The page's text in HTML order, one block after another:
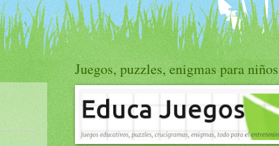
Juegos, puzzles, enigmas para niños